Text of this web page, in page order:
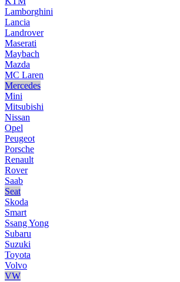
Lamborghini
Lancia
Landrover
Maserati
Maybach
Mazda
MC Laren
Mercedes
Mini
Mitsubishi
Nissan
Opel
Peugeot
Porsche
Renault
Rover
Saab
Seat
Skoda
Smart
Ssang Yong
Subaru
Suzuki
Toyota
Volvo
VW